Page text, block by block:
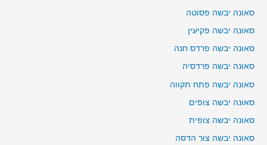
סאונה יבשה פסוטה
סאונה יבשה פקיעין
סאונה יבשה פרדס חנה
סאונה יבשה פרדסיה
סאונה יבשה פתח תקווה
סאונה יבשה צופים
סאונה יבשה צופית
סאונה יבשה צור הדסה